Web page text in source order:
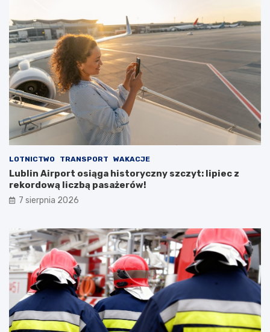
p
u
s
t
o
s
t
a
u
LOTNICTWO TRANSPORT WAKACJE
Lublin Airport osiąga historyczny szczyt: lipiec z
rekordową liczbą pasażerów!
7 sierpnia 2026